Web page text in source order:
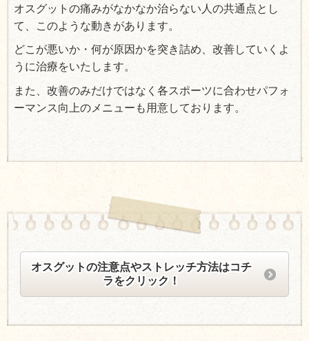
オスグットの痛みがなかなか治らない人の共通点とし
て、このような動きがあります。
どこが悪いか・何が原因かを突き詰め、改善していくよ
うに治療をいたします。
また、改善のみだけではなく各スポーツに合わせパフォ
ーマンス向上のメニューも用意しております。
オスグットの注意点やストレッチ方法はコチ
ラをクリック！